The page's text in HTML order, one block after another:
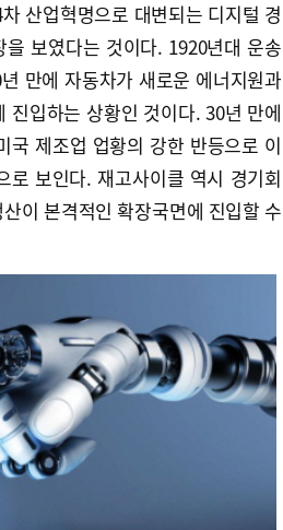
산업혁명으로 대변되는 디지털 경
보였다는 것이다. 1920년대 운송
만에 자동차가 새로운 에너지원과
입하는 상황인 것이다. 30년 만에
국 제조업 업황의 강한 반등으로 이
보인다. 재고사이클 역시 경기회
이 본격적인 확장국면에 진입할 수